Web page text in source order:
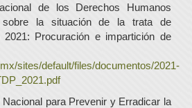
de los Derechos Humanos
sobre la situación de la trata de
Procuración e impartición de
sites/default/files/documentos/2021-
para Prevenir y Erradicar la